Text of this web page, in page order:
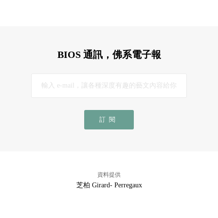
BIOS 通訊，佛系電子報
訂閱
資料提供
芝柏 Girard- Perregaux